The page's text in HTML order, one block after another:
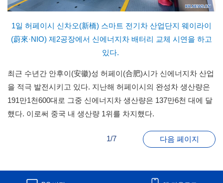
1일 허페이시 신차오(新橋) 스마트 전기차 산업단지 웨이라이
(蔚來·NIO) 제2공장에서 신에너지차 배터리 교체 시연을 하고
있다.
최근 수년간 안후이(安徽)성 허페이(合肥)시가 신에너지차 산업
을 적극 발전시키고 있다. 지난해 허페이시의 완성차 생산량은
191만1천600대로 그중 신에너지차 생산량은 137만6천 대에 달
했다. 이로써 중국 내 생산량 1위를 차지했다.
1/7 다음 페이지